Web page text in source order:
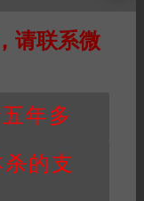
究使用，请勿
站，购买或
解并同意受本
资源内容的版
箱
属实，我们将
请联系微
年多
的支